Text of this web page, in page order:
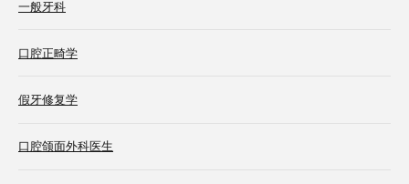
一般牙科
口腔正畸学
假牙修复学
口腔颌面外科医生